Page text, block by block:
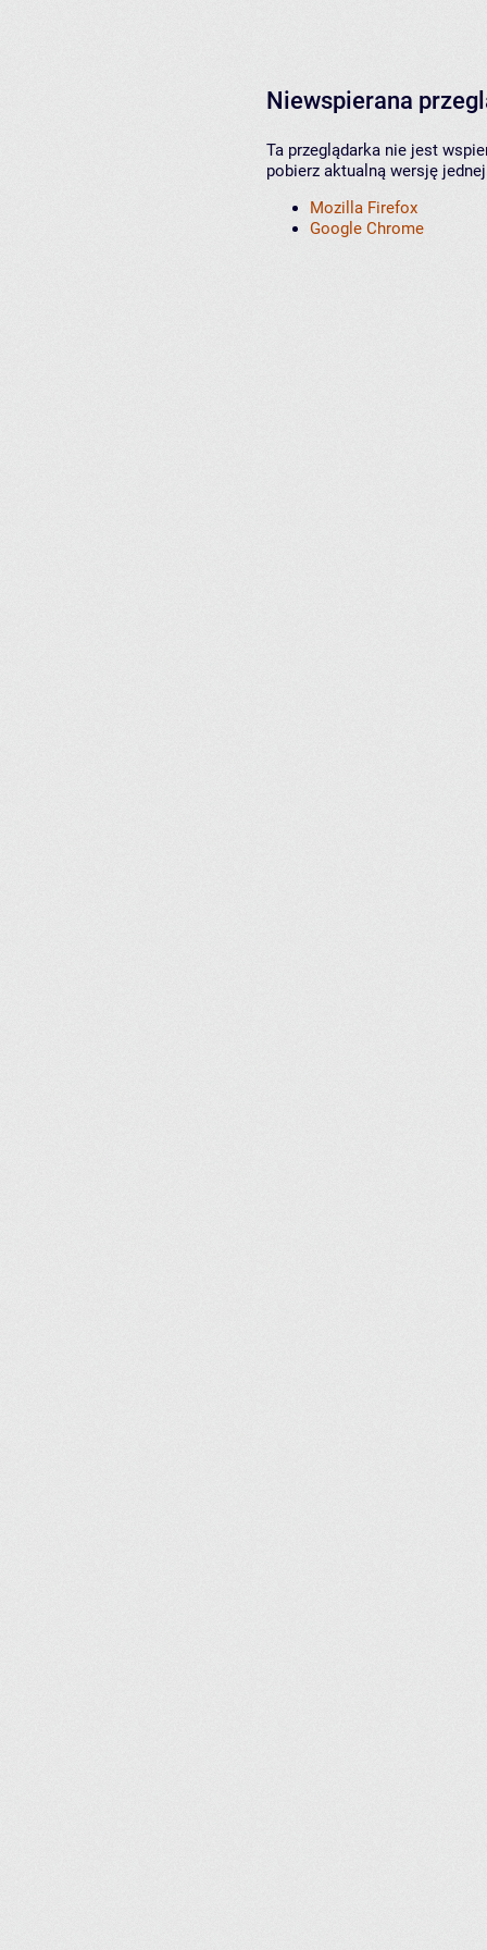
Niewspierana
Ta przeglądarka nie jest
pobierz aktualną wersję
Mozilla Firefox
Google Chrome